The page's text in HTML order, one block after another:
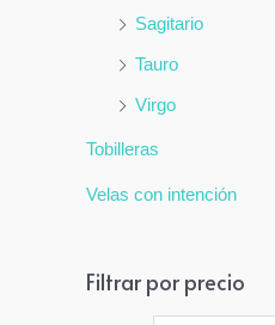
Sagitario
Tauro
Virgo
Tobilleras
Velas con intención
Filtrar por precio